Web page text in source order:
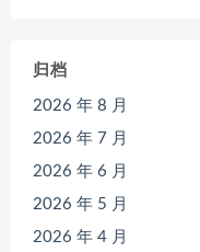
归档
2026 年 8 月
2026 年 7 月
2026 年 6 月
2026 年 5 月
2026 年 4 月